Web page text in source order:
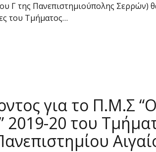
Γ της Πανεπιστημιούπολης Σερρών)
του Τμήματος…
για το Π.Μ.Σ
20 του